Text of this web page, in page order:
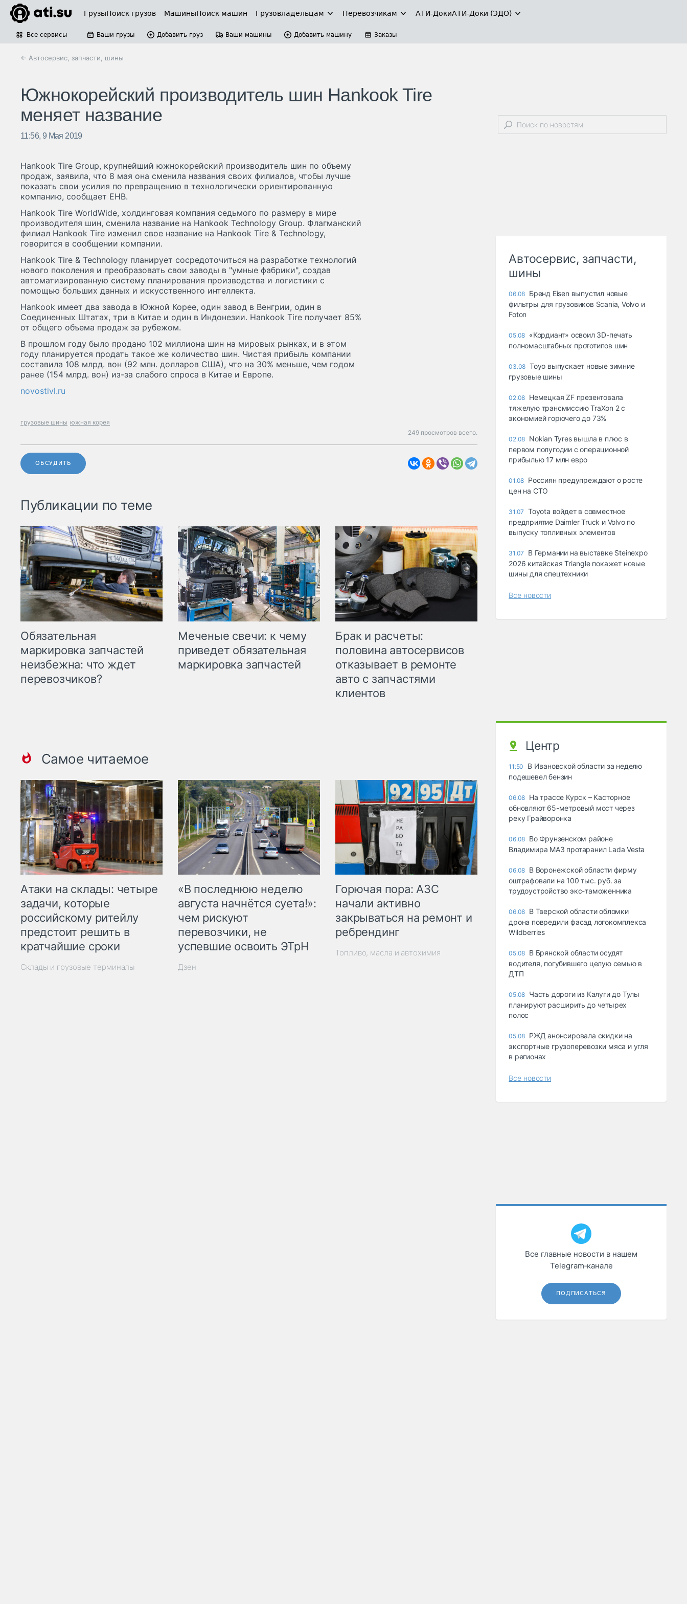
ГрузыПоиск грузов МашиныПоиск машин Грузовладельцам Перевозчикам АТИ-ДокиАТИ-Доки (ЭДО)
Все сервисы Ваши грузы Добавить груз Ваши машины Добавить машину Заказы
← Автосервис, запчасти, шины
Южнокорейский производитель шин Hankook Tire
меняет название
11:56, 9 Мая 2019
Hankook Tire Group, крупнейший южнокорейский производитель шин по объему
продаж, заявила, что 8 мая она сменила названия своих филиалов, чтобы лучше
показать свои усилия по превращению в технологически ориентированную
компанию, сообщает ЕНВ.
Hankook Tire WorldWide, холдинговая компания седьмого по размеру в мире
производителя шин, сменила название на Hankook Technology Group. Флагманский
филиал Hankook Tire изменил свое название на Hankook Tire & Technology,
говорится в сообщении компании.
Hankook Tire & Technology планирует сосредоточиться на разработке технологий
нового поколения и преобразовать свои заводы в "умные фабрики", создав
автоматизированную систему планирования производства и логистики с
помощью больших данных и искусственного интеллекта.
Hankook имеет два завода в Южной Корее, один завод в Венгрии, один в
Соединенных Штатах, три в Китае и один в Индонезии. Hankook Tire получает 85%
от общего объема продаж за рубежом.
В прошлом году было продано 102 миллиона шин на мировых рынках, и в этом
году планируется продать такое же количество шин. Чистая прибыль компании
составила 108 млрд. вон (92 млн. долларов США), что на 30% меньше, чем годом
ранее (154 млрд. вон) из-за слабого спроса в Китае и Европе.
novostivl.ru
грузовые шины южная корея
249 просмотров всего.
ОБСУДИТЬ
Публикации по теме
Обязательная
маркировка запчастей
неизбежна: что ждет
перевозчиков?
Меченые свечи: к чему
приведет обязательная
маркировка запчастей
Брак и расчеты:
половина автосервисов
отказывает в ремонте
авто с запчастями
клиентов
Самое читаемое
Атаки на склады: четыре
задачи, которые
российскому ритейлу
предстоит решить в
кратчайшие сроки
Склады и грузовые терминалы
«В последнюю неделю
августа начнётся суета!»:
чем рискуют
перевозчики, не
успевшие освоить ЭТрН
Дзен
Горючая пора: АЗС
начали активно
закрываться на ремонт и
ребрендинг
Топливо, масла и автохимия
Автосервис, запчасти,
шины
06.08 Бренд Eisen выпустил новые
фильтры для грузовиков Scania, Volvo и
Foton
05.08 «Кордиант» освоил 3D-печать
полномасштабных прототипов шин
03.08 Toyo выпускает новые зимние
грузовые шины
02.08 Немецкая ZF презентовала
тяжелую трансмиссию TraXon 2 с
экономией горючего до 73%
02.08 Nokian Tyres вышла в плюс в
первом полугодии с операционной
прибылью 17 млн евро
01.08 Россиян предупреждают о росте
цен на СТО
31.07
Toyota войдет в совместное
предприятие Daimler Truck и Volvo по
выпуску топливных элементов
31.07
В Германии на выставке Steinexpo
2026 китайская Triangle покажет новые
шины для спецтехники
Все новости
Центр
11:50
В Ивановской области за неделю
подешевел бензин
06.08 На трассе Курск – Касторное
обновляют 65-метровый мост через
реку Грайворонка
06.08 Во Фрунзенском районе
Владимира МАЗ протаранил Lada Vesta
06.08 В Воронежской области фирму
оштрафовали на 100 тыс. руб. за
трудоустройство экс-таможенника
06.08 В Тверской области обломки
дрона повредили фасад логокомплекса
Wildberries
05.08 В Брянской области осудят
водителя, погубившего целую семью в
ДТП
05.08 Часть дороги из Калуги до Тулы
планируют расширить до четырех
полос
05.08 РЖД анонсировала скидки на
экспортные грузоперевозки мяса и угля
в регионах
Все новости
Все главные новости в нашем
Telegram‑канале
ПОДПИСАТЬСЯ